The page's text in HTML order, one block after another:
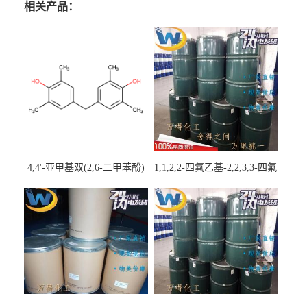
相关产品：
4,4'-亚甲基双(2,6-二甲苯酚)
1,1,2,2-四氟乙基-2,2,3,3-四氟